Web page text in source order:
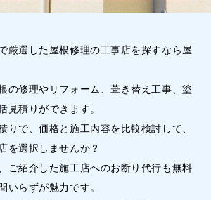
厳選した屋根修理の工事店を探すなら屋
の修理やリフォーム、葺き替え工事、塗
見積りができます。
りで、価格と施工内容を比較検討して、
を選択しませんか？
ご紹介した施工店へのお断り代行も無料
いらずが魅力です。